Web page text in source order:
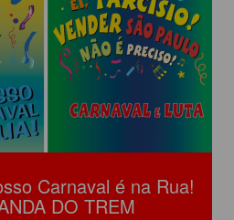
Carnaval é na Rua!
DO TREM